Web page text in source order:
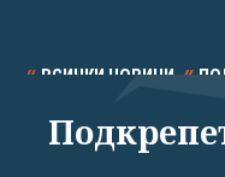
ВСИЧКИ НОВИНИ
СПОРТ КУЛТУРА